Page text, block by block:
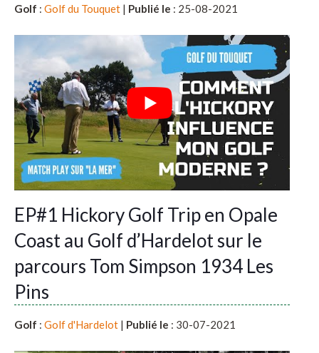
Golf : Golf du Touquet | Publié le : 25-08-2021
EP#1 Hickory Golf Trip en Opale
Coast au Golf d’Hardelot sur le
parcours Tom Simpson 1934 Les
Pins
Golf : Golf d'Hardelot | Publié le : 30-07-2021